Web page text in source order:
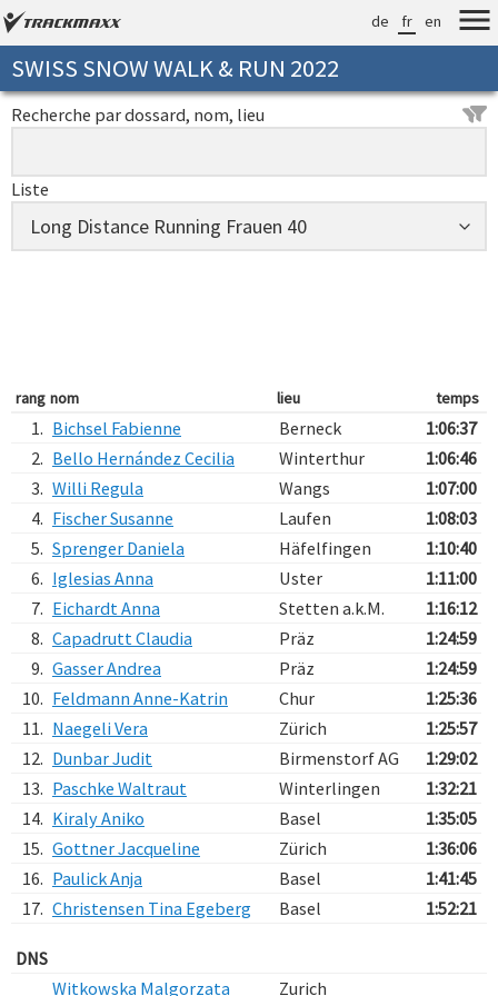
de fr en
SWISS SNOW WALK & RUN 2022
Recherche par dossard, nom, lieu
Liste
rang nom lieu temps
1. Bichsel Fabienne Berneck
1:06:37
2. Bello Hernández Cecilia Winterthur
1:06:46
3. Willi Regula Wangs
1:07:00
4. Fischer Susanne Laufen
1:08:03
5. Sprenger Daniela Häfelfingen
1:10:40
6. Iglesias Anna Uster
1:11:00
7. Eichardt Anna Stetten a.k.M.
1:16:12
8. Capadrutt Claudia Präz
1:24:59
9. Gasser Andrea Präz
1:24:59
10. Feldmann Anne-Katrin Chur
1:25:36
11. Naegeli Vera Zürich
1:25:57
12. Dunbar Judit Birmenstorf AG
1:29:02
13. Paschke Waltraut Winterlingen
1:32:21
14. Kiraly Aniko Basel
1:35:05
15. Gottner Jacqueline Zürich
1:36:06
16. Paulick Anja Basel
1:41:45
17. Christensen Tina Egeberg Basel 1:52:21
DNS
Witkowska Malgorzata
Zurich